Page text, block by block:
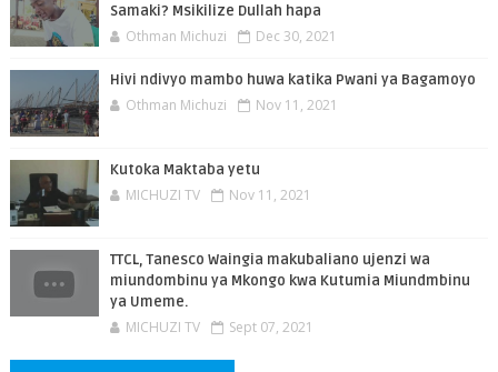
Samaki? Msikilize Dullah hapa
Othman Michuzi Dec 30, 2021
Hivi ndivyo mambo huwa katika Pwani ya Bagamoyo
Othman Michuzi Nov 11, 2021
Kutoka Maktaba yetu
MICHUZI TV Nov 11, 2021
TTCL, Tanesco Waingia makubaliano ujenzi wa
miundombinu ya Mkongo kwa Kutumia Miundmbinu
ya Umeme.
MICHUZI TV Sept 07, 2021